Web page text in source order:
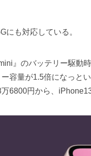
にも対応している。
』のバッテリー駆動
容量が1.5倍になっと
6800円から、